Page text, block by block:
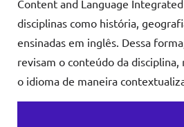
Content and Language
disciplinas como história,
ensinadas em inglês. Dessa
revisam o conteúdo da
o idioma de maneira